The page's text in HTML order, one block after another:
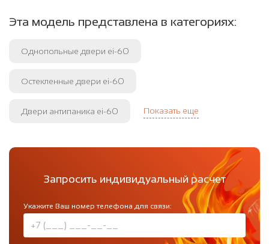
Эта модель представлена в категориях:
Однопольные двери ei-60
Остекленные двери ei-60
Двери антипаника ei-60 Показать еще
Запросить индивидуальный расчет
Укажите Ваш номер телефона для связи: